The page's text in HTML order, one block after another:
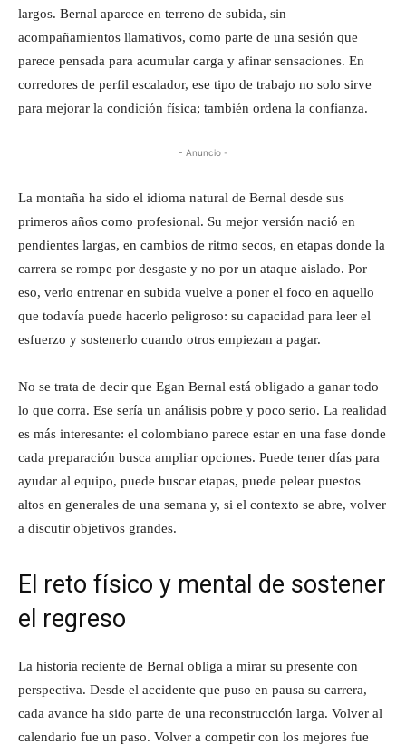
largos. Bernal aparece en terreno de subida, sin
acompañamientos llamativos, como parte de una sesión que
parece pensada para acumular carga y afinar sensaciones. En
corredores de perfil escalador, ese tipo de trabajo no solo sirve
para mejorar la condición física; también ordena la confianza.
- Anuncio -
La montaña ha sido el idioma natural de Bernal desde sus
primeros años como profesional. Su mejor versión nació en
pendientes largas, en cambios de ritmo secos, en etapas donde la
carrera se rompe por desgaste y no por un ataque aislado. Por
eso, verlo entrenar en subida vuelve a poner el foco en aquello
que todavía puede hacerlo peligroso: su capacidad para leer el
esfuerzo y sostenerlo cuando otros empiezan a pagar.
No se trata de decir que Egan Bernal está obligado a ganar todo
lo que corra. Ese sería un análisis pobre y poco serio. La realidad
es más interesante: el colombiano parece estar en una fase donde
cada preparación busca ampliar opciones. Puede tener días para
ayudar al equipo, puede buscar etapas, puede pelear puestos
altos en generales de una semana y, si el contexto se abre, volver
a discutir objetivos grandes.
El reto físico y mental de sostener
el regreso
La historia reciente de Bernal obliga a mirar su presente con
perspectiva. Desde el accidente que puso en pausa su carrera,
cada avance ha sido parte de una reconstrucción larga. Volver al
calendario fue un paso. Volver a competir con los mejores fue